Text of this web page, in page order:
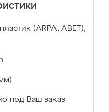
(ARPA, ABET),
под Ваш заказ